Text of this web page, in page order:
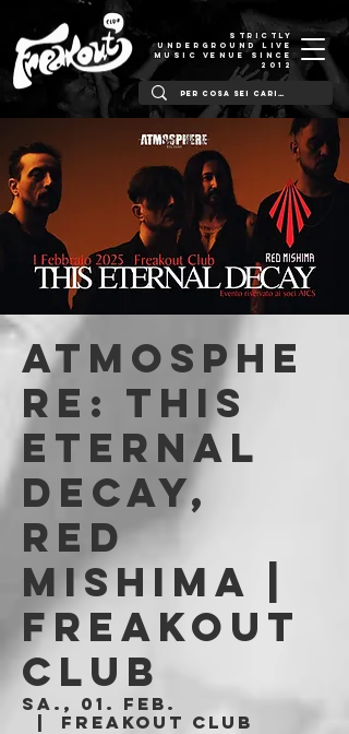
STRICTLY
UNDERGROUND LIVE
MUSIC VENUE SINCE
2012
Atmosphe
re: This
Eternal
Decay,
Red
Mishima |
Freakout
Club
Sa., 01. Feb.
Freakout Club